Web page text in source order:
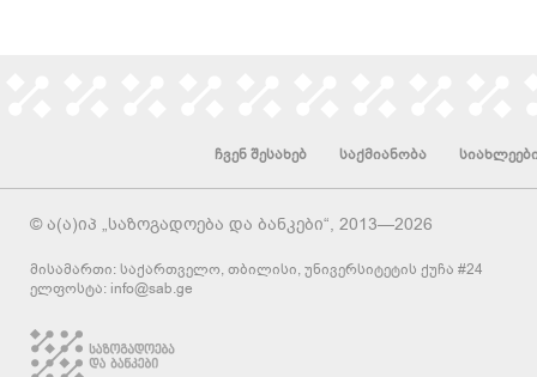
ჩვენ შესახებ საქმიანობა
© ა(ა)იპ „საზოგადოება და ბანკები“, 2013—2026
მისამართი: საქართველო, თბილისი, უნივერსიტეტის ქუჩა #24
ელფოსტა: info@sab.ge